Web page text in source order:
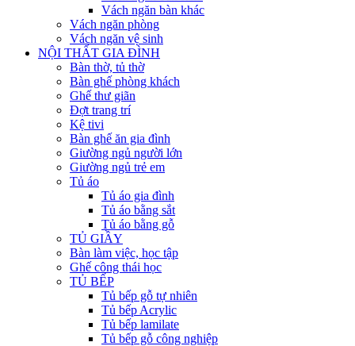
Vách ngăn bàn khác
Vách ngăn phòng
Vách ngăn vệ sinh
NỘI THẤT GIA ĐÌNH
Bàn thờ, tủ thờ
Bàn ghế phòng khách
Ghế thư giãn
Đợt trang trí
Kệ tivi
Bàn ghế ăn gia đình
Giường ngủ người lớn
Giường ngủ trẻ em
Tủ áo
Tủ áo gia đình
Tủ áo bằng sắt
Tủ áo bằng gỗ
TỦ GIẦY
Bàn làm việc, học tập
Ghế công thái học
TỦ BẾP
Tủ bếp gỗ tự nhiên
Tủ bếp Acrylic
Tủ bếp lamilate
Tủ bếp gỗ công nghiệp